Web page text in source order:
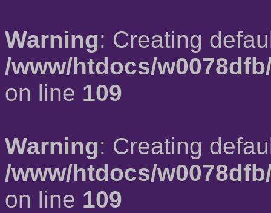
Warning: Creating
/www/htdocs/
on line 109
Warning: Creating
/www/htdocs/
on line 109